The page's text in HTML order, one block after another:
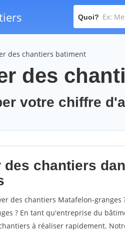
Quoi?
des chantiers batiment
des
votre chiffre
des chantiers
des chantiers Matafelon-
? En tant qu'entreprise du
à réaliser rapidement.